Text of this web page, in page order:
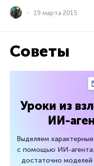
19 марта 2015
Советы
Уроки из
ИИ-
Выделяем
с помощью ИИ-агента;
достаточно